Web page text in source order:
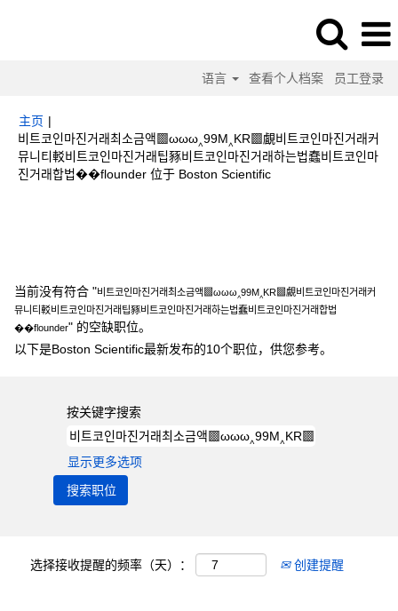
语言 查看个人档案 员工登录
主页 |
비트코인마진거래최소금액▩ωωω‸99M‸KR▩覰비트코인마진거래커
뮤니티䡈비트코인마진거래팁豩비트코인마진거래하는법蠢비트코인마
진거래합법��flounder 位于 Boston Scientific（当
当前没有符合 "비트코인마진거래최소금액▩ωωω‸99M‸KR▩覰비트코인마진거래커
뮤니티䡈비트코인마진거래팁豩비트코인마진거래하는법蠢비트코인마진거래합법
��flounder" 的空缺职位。
以下是Boston Scientific最新发布的10个职位，供您参考。
按关键字搜索
显示更多选项
选择接收提醒的频率（天）： 创建提醒